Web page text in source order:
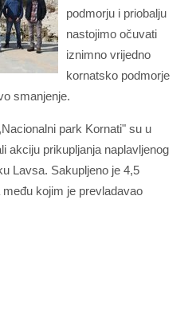
podmorju i priobalju
nastojimo očuvati
iznimno vrijedno
kornatsko podmorje
smanjenje.
park Kornati" su u
akciju prikupljanja naplavljenog
Lavsa. Sakupljeno je 4,5
kojim je prevladavao